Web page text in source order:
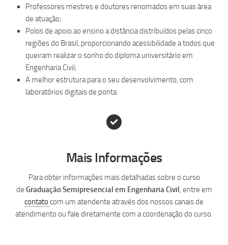
Professores mestres e doutores renomados em suas área
de atuação;
Polos de apoio ao ensino a distância distribuídos pelas cinco
regiões do Brasil, proporcionando acessibilidade a todos que
queiram realizar o sonho do diploma universitário em
Engenharia Civil;
A melhor estrutura para o seu desenvolvimento, com
laboratórios digitais de ponta.
Mais Informações
Para obter informações mais detalhadas sobre o curso
de Graduação Semipresencial em Engenharia Civil , entre em
contato com um atendente através dos nossos canais de
atendimento ou fale diretamente com a coordenação do curso.